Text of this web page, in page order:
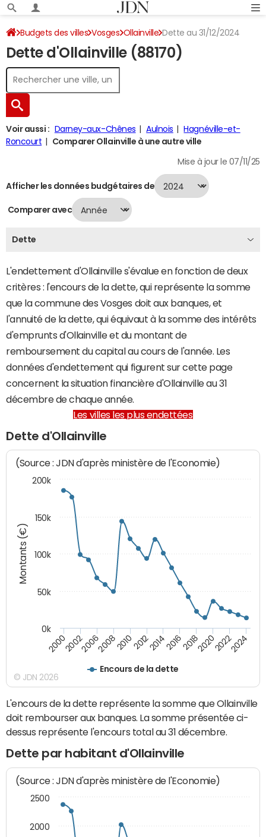
Budgets des villes Vosges Ollainville Dette au 31/12/2024
Dette d'Ollainville (88170)
Voir aussi : Darney-aux-Chênes Aulnois
Hagnéville-et-
Roncourt
Comparer Ollainville à une autre ville
Mise à jour le 07/11/25
Afficher les données budgétaires de
Comparer avec
Dette
L'endettement d'Ollainville s'évalue en fonction de deux
critères : l'encours de la dette, qui représente la somme
que la commune des Vosges doit aux banques, et
l'annuité de la dette, qui équivaut à la somme des intérêts
d'emprunts d'Ollainville et du montant de
remboursement du capital au cours de l'année. Les
données d'endettement qui figurent sur cette page
concernent la situation financière d'Ollainville au 31
décembre de chaque année.
Les villes les plus endettées
Dette d'Ollainville
Montants (€)
(Source : JDN d'après ministère de l'Economie)
Encours de la dette
200020022006200820102012201420162018202020222024
0k
50k
100k
150k
200k
© JDN 2026
L'encours de la dette représente la somme que Ollainville
doit rembourser aux banques. La somme présentée ci-
dessus représente l'encours total au 31 décembre.
Dette par habitant d'Ollainville
(Source : JDN d'après ministère de l'Economie)
2000
2500